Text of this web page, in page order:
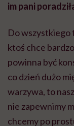
im pani
Do wszystkiego
ktoś chce
powinna być
co dzień dużo
warzywa, to
nie zapewnimy
chcemy po